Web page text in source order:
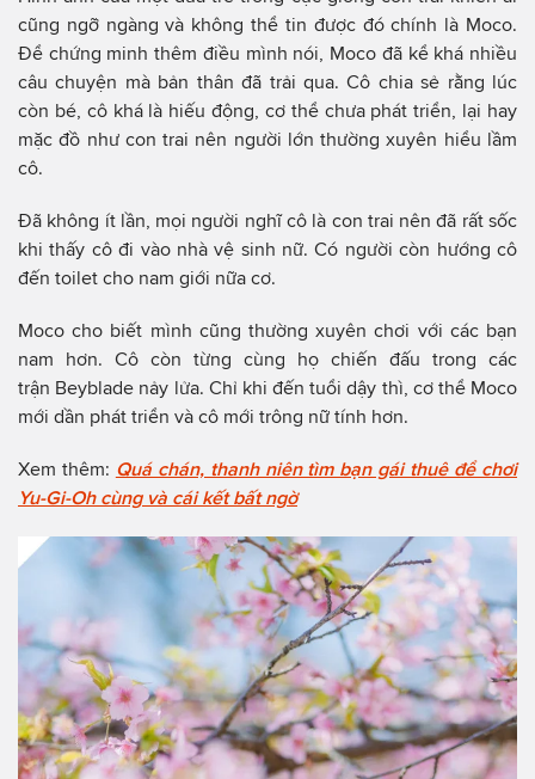
cũng ngỡ ngàng và không thể tin được đó chính là Moco.
Để chứng minh thêm điều mình nói, Moco đã kể khá nhiều
câu chuyện mà bản thân đã trải qua. Cô chia sẻ rằng lúc
còn bé, cô khá là hiếu động, cơ thể chưa phát triển, lại hay
mặc đồ như con trai nên người lớn thường xuyên hiểu lầm
cô.
Đã không ít lần, mọi người nghĩ cô là con trai nên đã rất sốc
khi thấy cô đi vào nhà vệ sinh nữ. Có người còn hướng cô
đến toilet cho nam giới nữa cơ.
Moco cho biết mình cũng thường xuyên chơi với các bạn
nam hơn. Cô còn từng cùng họ chiến đấu trong các
trận Beyblade nảy lửa. Chỉ khi đến tuổi dậy thì, cơ thể Moco
mới dần phát triển và cô mới trông nữ tính hơn.
Xem thêm: Quá chán, thanh niên tìm bạn gái thuê để chơi
Yu-Gi-Oh cùng và cái kết bất ngờ